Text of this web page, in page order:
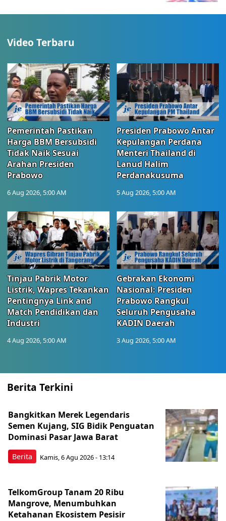
Video Terbaru
Pemerintah Pastikan
Harga BBM Bersubsidi
Tidak Naik Sesuai
Arahan Presiden
Prabowo
6 Aug 2026, 5:00 AM
Presiden Prabowo Antar
Kepulangan Perdana
Menteri Thailand di
Lanud Halim
Perdanakusuma
5 Aug 2026, 5:00 AM
Tinjau Pabrik Motor
Listrik, Wapres Tekankan
Pentingnya Link and
Match Pendidikan dan
Industri
4 Aug 2026, 5:00 AM
Gebrakan Ekonomi
Nasional: Presiden
Prabowo Rangkul
Seluruh Pengusaha
KADIN Daerah
3 Aug 2026, 5:00 AM
Berita Terkini
Berita
Bangkitkan Merek Legendaris
Semen Kujang, SIG Bidik Penguatan
Dominasi Pasar Jawa Barat
Kamis, 6 Agu 2026 - 13:14
TelkomGroup Tanam 20 Ribu
Mangrove, Menumbuhkan
Ketahanan Ekosistem Pesisir